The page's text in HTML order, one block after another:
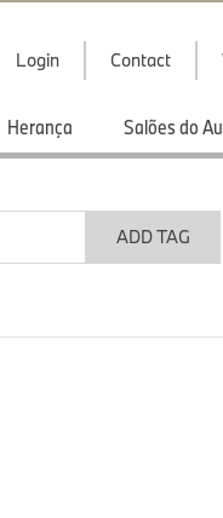
Login Contact
Herança Salões do
ADD TAG